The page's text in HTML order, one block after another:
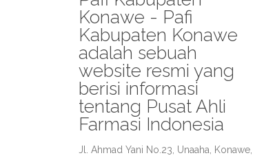
Konawe - Pafi
Kabupaten Konawe
adalah sebuah
website resmi yang
berisi informasi
tentang Pusat Ahli
Farmasi Indonesia
Jl. Ahmad Yani No.23, Unaaha, Konawe,